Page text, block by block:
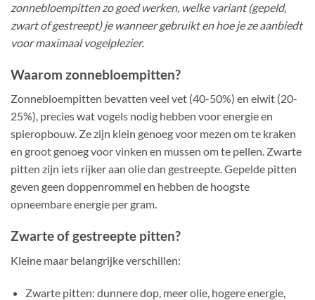
zonnebloempitten zo goed werken, welke variant (gepeld,
zwart of gestreept) je wanneer gebruikt en hoe je ze aanbiedt
voor maximaal vogelplezier.
Waarom zonnebloempitten?
Zonnebloempitten bevatten veel vet (40-50%) en eiwit (20-
25%), precies wat vogels nodig hebben voor energie en
spieropbouw. Ze zijn klein genoeg voor mezen om te kraken
en groot genoeg voor vinken en mussen om te pellen. Zwarte
pitten zijn iets rijker aan olie dan gestreepte. Gepelde pitten
geven geen doppenrommel en hebben de hoogste
opneembare energie per gram.
Zwarte of gestreepte pitten?
Kleine maar belangrijke verschillen:
Zwarte pitten: dunnere dop, meer olie, hogere energie,